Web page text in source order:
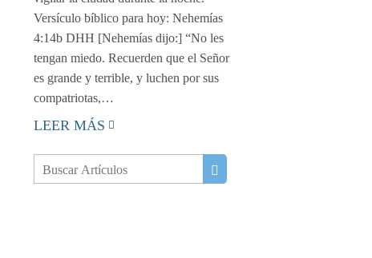
Versículo bíblico para hoy: Nehemías
4:14b DHH [Nehemías dijo:] “No les
tengan miedo. Recuerden que el Señor
es grande y terrible, y luchen por sus
compatriotas,…
LEER MÁS